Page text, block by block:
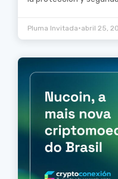
Pluma Invitada•abril 25,